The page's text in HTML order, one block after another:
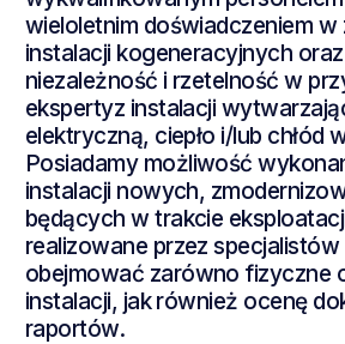
wieloletnim doświadczeniem w
instalacji kogeneracyjnych
niezależność i rzetelność w
ekspertyz instalacji
elektryczną, ciepło i/lub chłód
Posiadamy możliwość
instalacji nowych,
będących w trakcie
realizowane przez
obejmować zarówno fizyczne
instalacji, jak również ocenę
raportów.